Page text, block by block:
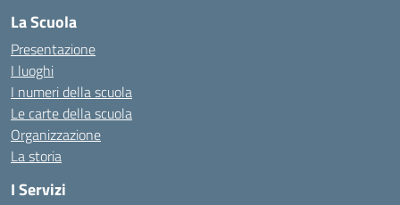
La Scuola
Presentazione
I luoghi
I numeri della scuola
Le carte della scuola
Organizzazione
La storia
I Servizi